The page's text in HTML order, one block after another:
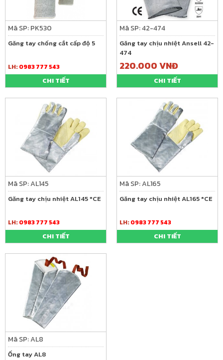
Mã SP: PK530
Găng tay chống cắt cấp độ 5
LH:0983 777 543
CHI TIẾT
Mã SP: 42-474
Găng tay chịu nhiệt Ansell 42-
474
220.000 VNĐ
CHI TIẾT
Mã SP: AL145
Găng tay chịu nhiệt AL145 *CE
LH:0983 777 543
CHI TIẾT
Mã SP: AL165
Găng tay chịu nhiệt AL165 *CE
LH:0983 777 543
CHI TIẾT
Mã SP: AL8
Ống tay AL8